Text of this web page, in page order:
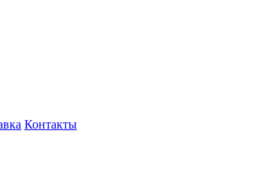
Контакты